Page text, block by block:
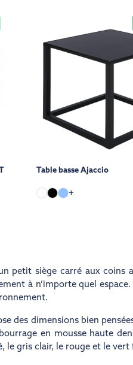
Table basse Ajaccio
+
petit siège carré aux coins
à n’importe quel
des dimensions bien
en mousse haute
le gris clair, le rouge et le vert